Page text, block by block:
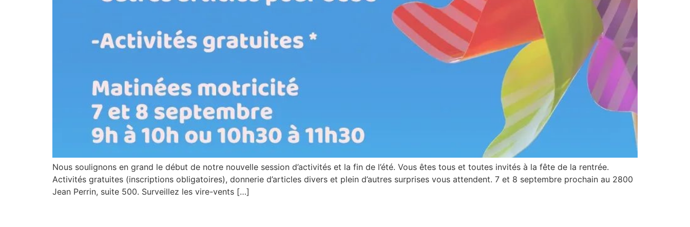
Nous soulignons en grand le début de notre nouvelle session d’activités et la fin de l’été. Vous êtes tous et toutes invités à la fête de la rentrée.
Activités gratuites (inscriptions obligatoires), donnerie d’articles divers et plein d’autres surprises vous attendent. 7 et 8 septembre prochain au 2800
Jean Perrin, suite 500. Surveillez les vire-vents […]